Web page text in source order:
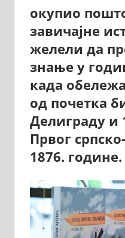
окупио
завичајне
желели да
знање у
када
од почетка
Делиграду и
Првог
1876. године.